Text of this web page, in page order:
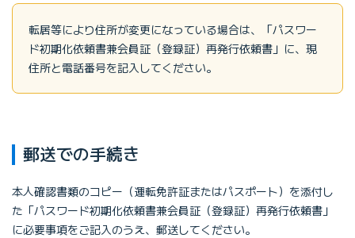
転居等により住所が変更になっている場合は、「パスワー
ド初期化依頼書兼会員証（登録証）再発行依頼書」に、現
住所と電話番号を記入してください。
郵送での手続き
本人確認書類のコピー（運転免許証またはパスポート）を添付し
た「パスワード初期化依頼書兼会員証（登録証）再発行依頼書」
に必要事項をご記入のうえ、郵送してください。